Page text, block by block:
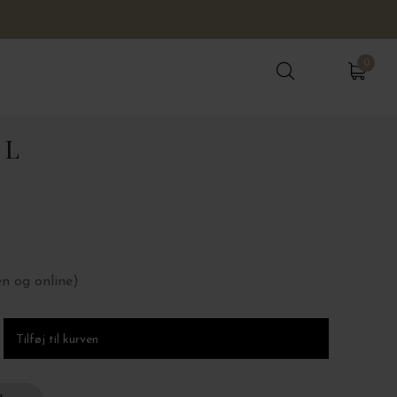
0
og online)